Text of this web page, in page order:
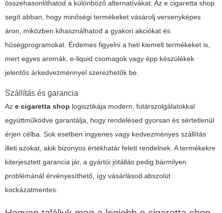
összehasonlíthatod a különböző alternatívákat. Az e cigaretta shop
segít abban, hogy minőségi termékeket vásárolj versenyképes
áron, miközben kihasználhatod a gyakori akciókat és
hűségprogramokat. Érdemes figyelni a heti kiemelt termékeket is,
mert egyes aromák, e-liquid csomagok vagy épp készülékek
jelentős árkedvezménnyel szerezhetők be.
Szállítás és garancia
Az e cigaretta shop logisztikája modern, futárszolgálatokkal
együttműködve garantálja, hogy rendelésed gyorsan és sértetlenül
érjen célba. Sok esetben ingyenes vagy kedvezményes szállítás
illeti azokat, akik bizonyos értékhatár felett rendelnek. A termékekre
kiterjesztett garancia jár, a gyártói jótállás pedig bármilyen
problémánál érvényesíthető, így vásárlásod abszolút
kockázatmentes.